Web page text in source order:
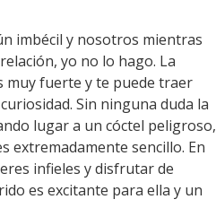
imbécil y nosotros mientras
yo no lo hago. La
muy fuerte y te puede traer
Sin ninguna duda la
lugar a un cóctel peligroso,
extremadamente sencillo. En
infieles y disfrutar de
es excitante para ella y un